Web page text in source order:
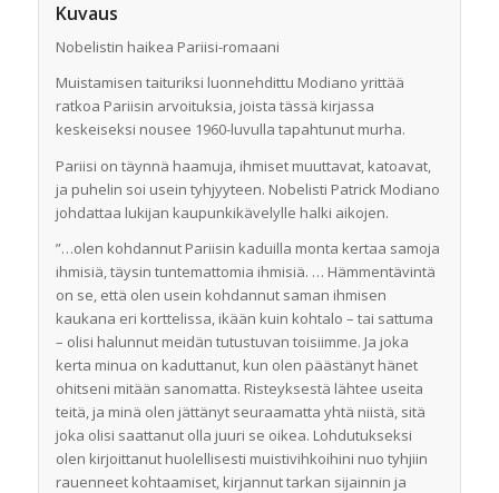
Kuvaus
Nobelistin haikea Pariisi-romaani
Muistamisen taituriksi luonnehdittu Modiano yrittää
ratkoa Pariisin arvoituksia, joista tässä kirjassa
keskeiseksi nousee 1960-luvulla tapahtunut murha.
Pariisi on täynnä haamuja, ihmiset muuttavat, katoavat,
ja puhelin soi usein tyhjyyteen. Nobelisti Patrick Modiano
johdattaa lukijan kaupunkikävelylle halki aikojen.
”…olen kohdannut Pariisin kaduilla monta kertaa samoja
ihmisiä, täysin tuntemattomia ihmisiä. … Hämmentävintä
on se, että olen usein kohdannut saman ihmisen
kaukana eri korttelissa, ikään kuin kohtalo – tai sattuma
– olisi halunnut meidän tutustuvan toisiimme. Ja joka
kerta minua on kaduttanut, kun olen päästänyt hänet
ohitseni mitään sanomatta. Risteyksestä lähtee useita
teitä, ja minä olen jättänyt seuraamatta yhtä niistä, sitä
joka olisi saattanut olla juuri se oikea. Lohdutukseksi
olen kirjoittanut huolellisesti muistivihkoihini nuo tyhjiin
rauenneet kohtaamiset, kirjannut tarkan sijainnin ja